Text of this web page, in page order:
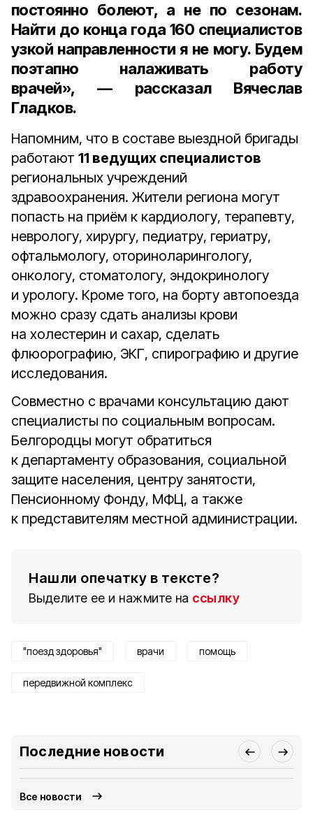
постоянно болеют, а не по сезонам.
Найти до конца года 160 специалистов
узкой направленности я не могу. Будем
поэтапно налаживать работу
врачей», — рассказал Вячеслав
Гладков.
Напомним, что в составе выездной бригады
работают 11 ведущих специалистов
региональных учреждений
здравоохранения. Жители региона могут
попасть на приём к кардиологу, терапевту,
неврологу, хирургу, педиатру, гериатру,
офтальмологу, оториноларингологу,
онкологу, стоматологу, эндокринологу
и урологу. Кроме того, на борту автопоезда
можно сразу сдать анализы крови
на холестерин и сахар, сделать
флюорографию, ЭКГ, спирографию и другие
исследования.
Совместно с врачами консультацию дают
специалисты по социальным вопросам.
Белгородцы могут обратиться
к департаменту образования, социальной
защите населения, центру занятости,
Пенсионному Фонду, МФЦ, а также
к представителям местной администрации.
Нашли опечатку в тексте?
Выделите ее и нажмите на ссылку
"поезд здоровья" врачи помощь
передвижной комплекс
Последние новости
Все новости